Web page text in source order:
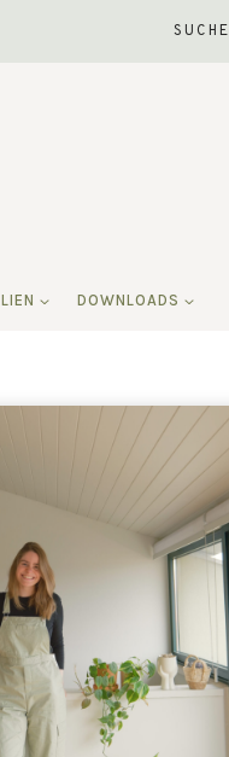
SUCHE
DOWNLOADS